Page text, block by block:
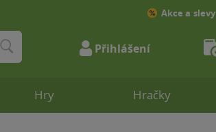
Hry Hračky
Akce a slevy
Přihlášení